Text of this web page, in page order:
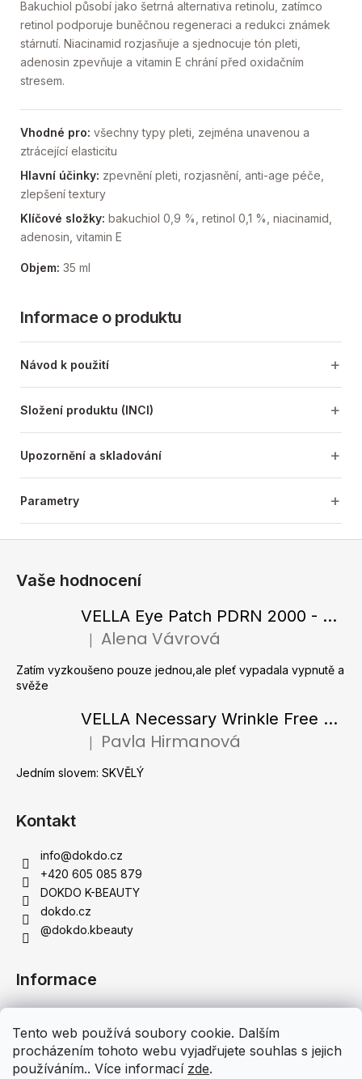
Tento web používá soubory cookie. Dalším
procházením tohoto webu vyjadřujete souhlas s jejich
používáním.. Více informací zde.
Bakuchiol působí jako šetrná alternativa retinolu, zatímco
retinol podporuje buněčnou regeneraci a redukci známek
stárnutí. Niacinamid rozjasňuje a sjednocuje tón pleti,
adenosin zpevňuje a vitamin E chrání před oxidačním
stresem.
Vhodné pro: všechny typy pleti, zejména unavenou a
ztrácející elasticitu
Hlavní účinky: zpevnění pleti, rozjasnění, anti-age péče,
zlepšení textury
Klíčové složky: bakuchiol 0,9 %, retinol 0,1 %, niacinamid,
adenosin, vitamin E
Objem: 35 ml
Informace o produktu
Návod k použití
Složení produktu (INCI)
Upozornění a skladování
Parametry
Vaše hodnocení
VELLA Eye Patch PDRN 2000 - Tající hydrogelové náplasti pod oči s PDRN 72 g / 60 ks
Hodnocení produktu je 5 z 5 hvězdiček.
Alena Vávrová
Zatím vyzkoušeno pouze jednou,ale pleť vypadala vypnutě a
svěže
VELLA Necessary Wrinkle Free Ampoule - Protivrásková ampule s kolagenovými vlákny a zlatým práškem 50 ml
Hodnocení produktu je 5 z 5 hvězdiček.
Pavla Hirmanová
Jedním slovem: SKVĚLÝ
Kontakt
info@dokdo.cz
+420 605 085 879
DOKDO K-BEAUTY
dokdo.cz
@dokdo.kbeauty
Informace
Podmínky ochrany osobních údajů
Doprava a platba
Moje objednávka